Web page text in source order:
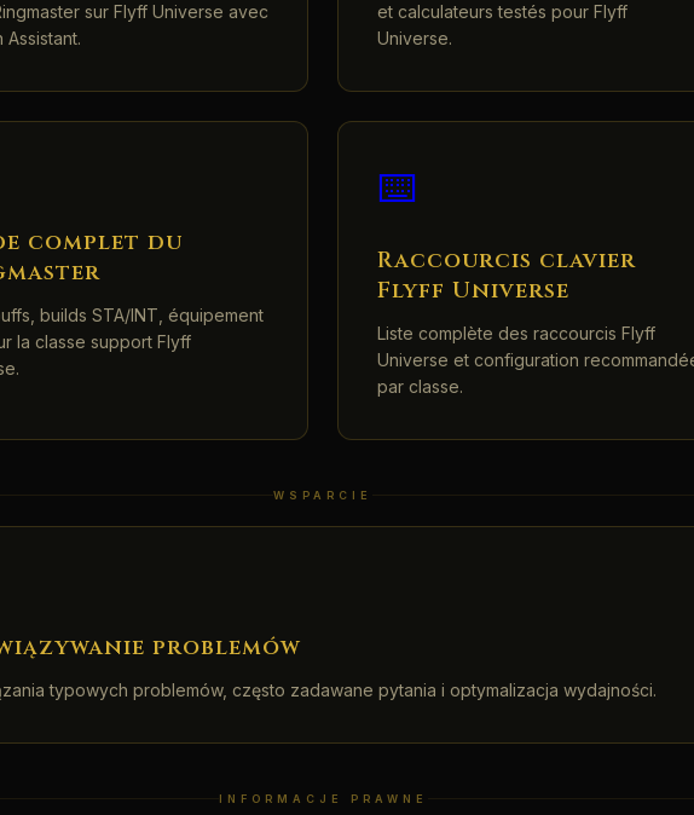
sur Flyff Universe avec
Assistant.
et calculateurs testés pour Flyff
Universe.
complet du
builds STA/INT, équipement
la classe support Flyff
⌨️
Raccourcis clavier
Flyff Universe
Liste complète des raccourcis Flyff
Universe et configuration
par classe.
WSPARCIE
problemów
typowych problemów, często zadawane pytania i optymalizacja wydajności.
INFORMACJE PRAWNE